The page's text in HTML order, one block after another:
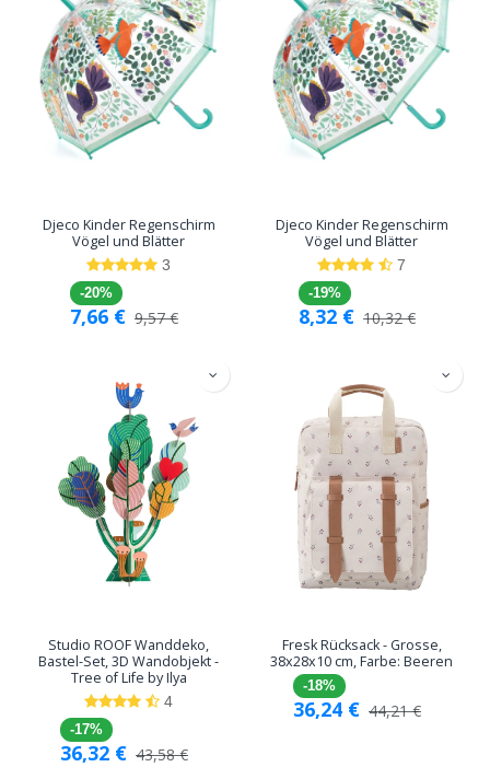
Djeco Kinder Regenschirm
Vögel und Blätter
3
-20%
7,66 € 9,57€
Djeco Kinder Regenschirm
Vögel und Blätter
7
-19%
8,32 € 10,32€
Studio ROOF Wanddeko,
Bastel-Set, 3D Wandobjekt -
Tree of Life by Ilya
4
-17%
36,32 € 43,58€
Fresk Rücksack - Grosse,
38x28x10 cm, Farbe: Beeren
-18%
36,24 € 44,21€